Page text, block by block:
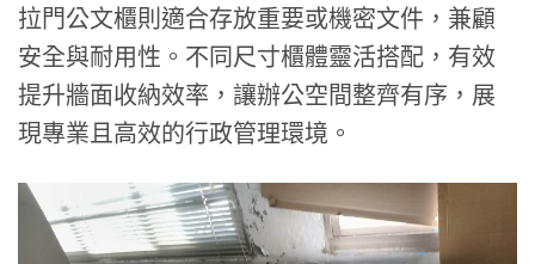
拉門公文櫃則適合存放重要或機密文件，兼顧
安全與耐用性。不同尺寸櫃體靈活搭配，有效
提升牆面收納效率，讓辦公空間整齊有序，展
現專業且高效的行政管理環境。